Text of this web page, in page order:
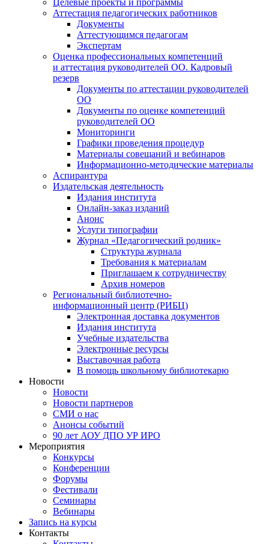
Целевые проекты и программы
Аттестация педагогических работников
Документы
Аттестующимся педагогам
Экспертам
Оценка профессиональных компетенций
и аттестация руководителей ОО. Кадровый
резерв
Документы по аттестации руководителей
ОО
Документы по оценке компетенций
руководителей ОО
Мониторинги
Графики проведения процедур
Материалы совещаний и вебинаров
Информационно-методические материалы
Аспирантура
Издательская деятельность
Издания института
Онлайн-заказ изданий
Анонс
Услуги типографии
Журнал «Педагогический родник»
Структура журнала
Требования к материалам
Приглашаем к сотрудничеству
Архив номеров
Региональный библиотечно-
информационный центр (РИБЦ)
Электронная доставка документов
Издания института
Учебные издательства
Электронные ресурсы
Выставочная работа
В помощь школьному библиотекарю
Новости
Новости
Новости партнеров
СМИ о нас
Анонсы событий
90 лет АОУ ДПО УР ИРО
Мероприятия
Конкурсы
Конференции
Форумы
Фестивали
Семинары
Вебинары
Запись на курсы
Контакты